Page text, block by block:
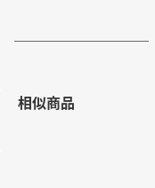
相似商品